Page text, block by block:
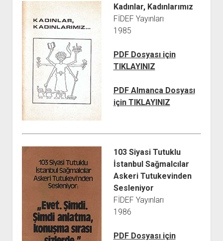
Kadınlar, Kadınlarımız
FİDEF Yayınları
1985
PDF Dosyası için
TIKLAYINIZ
PDF Almanca Dosyası
için TIKLAYINIZ
103 Siyasi Tutuklu
İstanbul Sağmalcılar
Askeri Tutukevinden
Sesleniyor
FİDEF Yayınları
1986
PDF Dosyası için